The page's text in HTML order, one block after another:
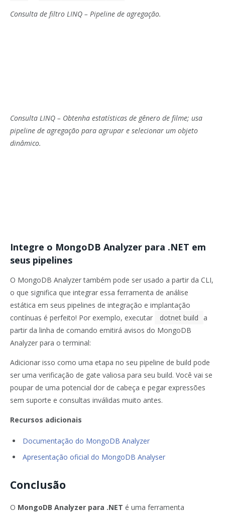
Consulta de filtro LINQ – Pipeline de agregação.
Consulta LINQ – Obtenha estatísticas de gênero de filme; usa
pipeline de agregação para agrupar e selecionar um objeto
dinâmico.
Integre o MongoDB Analyzer para .NET em
seus pipelines
O MongoDB Analyzer também pode ser usado a partir da CLI,
o que significa que integrar essa ferramenta de análise
estática em seus pipelines de integração e implantação
contínuas é perfeito! Por exemplo, executar
dotnet build
a
partir da linha de comando emitirá avisos do MongoDB
Analyzer para o terminal:
Adicionar isso como uma etapa no seu pipeline de build pode
ser uma verificação de gate valiosa para seu build. Você vai se
poupar de uma potencial dor de cabeça e pegar expressões
sem suporte e consultas inválidas muito antes.
Recursos adicionais
Documentação do MongoDB Analyzer
Apresentação oficial do MongoDB Analyser
Conclusão
O MongoDB Analyzer para .NET é uma ferramenta